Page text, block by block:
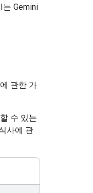
Gemini
관한 가
수 있는
사에 관